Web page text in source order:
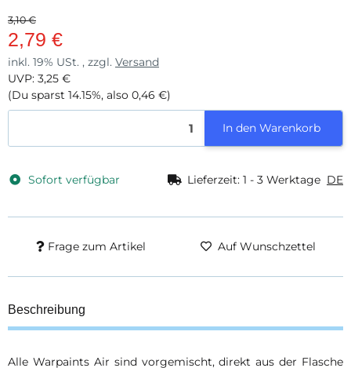
3,10 €
2,79 €
inkl. 19% USt. , zzgl. Versand
UVP: 3,25 €
(Du sparst 14.15%, also 0,46 €)
In den Warenkorb
Sofort verfügbar Lieferzeit: 1 - 3 Werktage DE
Frage zum Artikel Auf Wunschzettel
Beschreibung
Alle Warpaints Air sind vorgemischt, direkt aus der Flasche